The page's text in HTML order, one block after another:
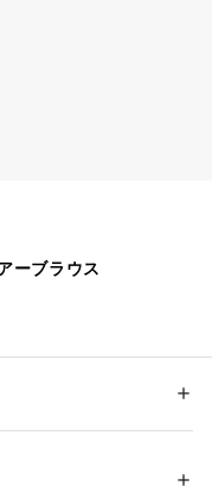
ーブラウス
段使いからオフィスカ
ル)22％